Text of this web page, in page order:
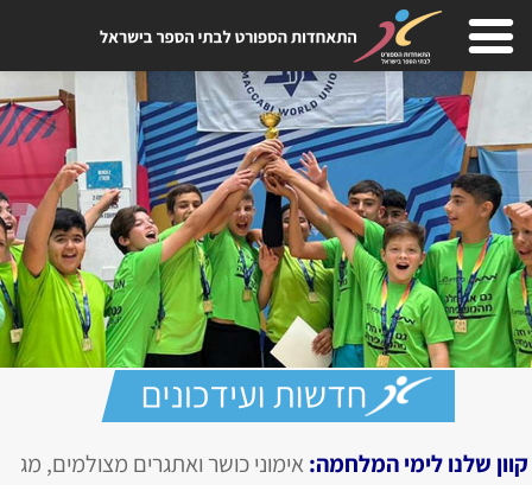
אימוני כושר ואתגרים מצולמים, מגזין דיגיטלי בחירום